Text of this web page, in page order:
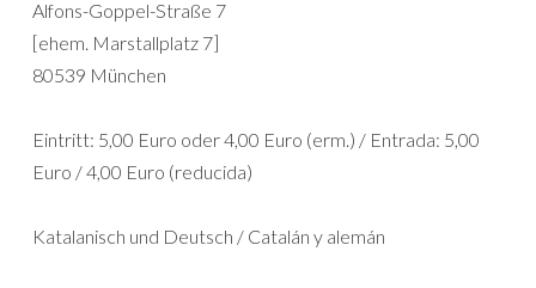
Alfons-Goppel-Straße 7
[ehem. Marstallplatz 7]
80539 München
Eintritt: 5,00 Euro oder 4,00 Euro (erm.) / Entrada: 5,00
Euro / 4,00 Euro (reducida)
Katalanisch und Deutsch / Catalán y alemán